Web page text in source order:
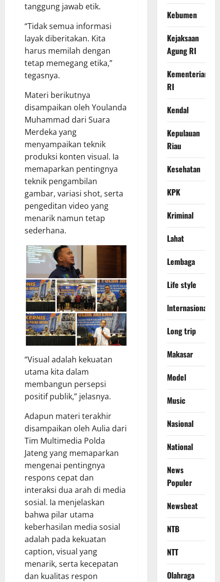
tanggung jawab etik.
“Tidak semua informasi
layak diberitakan. Kita
harus memilah dengan
tetap memegang etika,”
tegasnya.
Materi berikutnya
disampaikan oleh Youlanda
Muhammad dari Suara
Merdeka yang
menyampaikan teknik
produksi konten visual. Ia
memaparkan pentingnya
teknik pengambilan
gambar, variasi shot, serta
pengeditan video yang
menarik namun tetap
sederhana.
“Visual adalah kekuatan
utama kita dalam
membangun persepsi
positif publik,” jelasnya.
Adapun materi terakhir
disampaikan oleh Aulia dari
Tim Multimedia Polda
Jateng yang memaparkan
mengenai pentingnya
respons cepat dan
interaksi dua arah di media
sosial. Ia menjelaskan
bahwa pilar utama
keberhasilan media sosial
adalah pada kekuatan
caption, visual yang
menarik, serta kecepatan
dan kualitas respon
Kebumen
Kejaksaan
Agung RI
Kementerian
RI
Kendal
Kepulauan
Riau
Kesehatan
KPK
Kriminal
Lahat
Lembaga
Life style
lnternasional
Long trip
Makasar
Model
Music
Nasional
National
News
Populer
Newsbeat
NTB
NTT
Olahraga